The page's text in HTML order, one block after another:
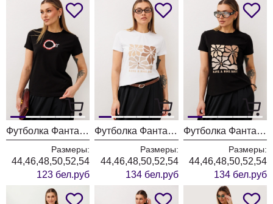
Футболка Фантазия Мод 5479 черная
Размеры:
44,46,48,50,52,54
123 бел.руб
Футболка Фантазия Мод 5478 белая
Размеры:
44,46,48,50,52,54
134 бел.руб
Футболка Фантазия Мод 5478 черная
Размеры:
44,46,48,50,52,54
134 бел.руб